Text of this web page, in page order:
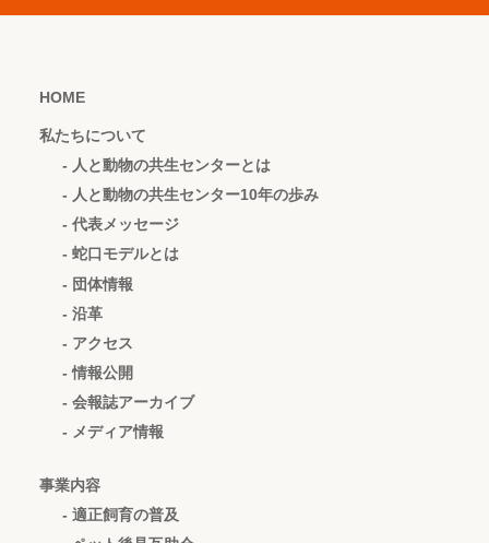
HOME
私たちについて
- 人と動物の共生センターとは
- 人と動物の共生センター10年の歩み
- 代表メッセージ
- 蛇口モデルとは
- 団体情報
- 沿革
- アクセス
- 情報公開
- 会報誌アーカイブ
- メディア情報
事業内容
- 適正飼育の普及